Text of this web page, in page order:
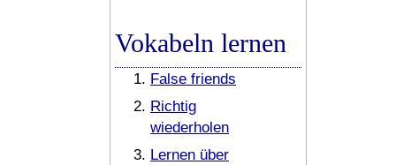
Vokabeln lernen
False friends
Richtig
wiederholen
Lernen über